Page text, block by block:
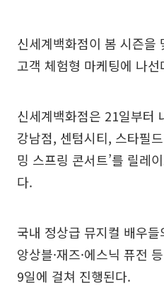
신세계백화점이 봄 시즌을
고객 체험형 마케팅에 나선
신세계백화점은 21일부터
강남점, 센텀시티, 스타필
밍 스프링 콘서트’를 릴레
다.
국내 정상급 뮤지컬 배우
앙상블·재즈·에스닉 퓨전
9일에 걸쳐 진행된다.